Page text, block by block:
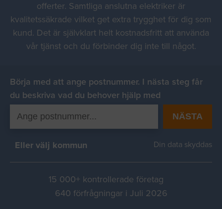
offerter. Samtliga anslutna elektriker är
kvalitetssäkrade vilket get extra trygghet för dig som
kund. Det är självklart helt kostnadsfritt att använda
vår tjänst och du förbinder dig inte till något.
Börja med att ange postnummer. I nästa steg får
du beskriva vad du behover hjälp med
NÄSTA
Eller välj kommun Din data skyddas
15 000+ kontrollerade företag
640 förfrågningar i Juli 2026